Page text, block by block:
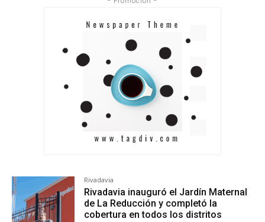
Rivadavia
Rivadavia inauguró el Jardín Maternal
de La Reducción y completó la
cobertura en todos los distritos